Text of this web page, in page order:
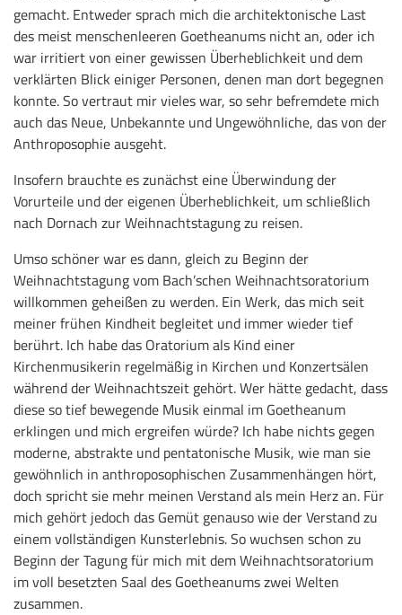
gemacht. Entweder sprach mich die architektonische Last
des meist menschenleeren Goetheanums nicht an, oder ich
war irritiert von einer gewissen Überheblichkeit und dem
verklärten Blick einiger Personen, denen man dort begegnen
konnte. So vertraut mir vieles war, so sehr befremdete mich
auch das Neue, Unbekannte und Ungewöhnliche, das von der
Anthroposophie ausgeht.
Insofern brauchte es zunächst eine Überwindung der
Vorurteile und der eigenen Überheblichkeit, um schließlich
nach Dornach zur Weihnachtstagung zu reisen.
Umso schöner war es dann, gleich zu Beginn der
Weihnachtstagung vom Bach’schen Weihnachtsoratorium
willkommen geheißen zu werden. Ein Werk, das mich seit
meiner frühen Kindheit begleitet und immer wieder tief
berührt. Ich habe das Oratorium als Kind einer
Kirchenmusikerin regelmäßig in Kirchen und Konzertsälen
während der Weihnachtszeit gehört. Wer hätte gedacht, dass
diese so tief bewegende Musik einmal im Goetheanum
erklingen und mich ergreifen würde? Ich habe nichts gegen
moderne, abstrakte und pentatonische Musik, wie man sie
gewöhnlich in anthroposophischen Zusammenhängen hört,
doch spricht sie mehr meinen Verstand als mein Herz an. Für
mich gehört jedoch das Gemüt genauso wie der Verstand zu
einem vollständigen Kunsterlebnis. So wuchsen schon zu
Beginn der Tagung für mich mit dem Weihnachtsoratorium
im voll besetzten Saal des Goetheanums zwei Welten
zusammen.